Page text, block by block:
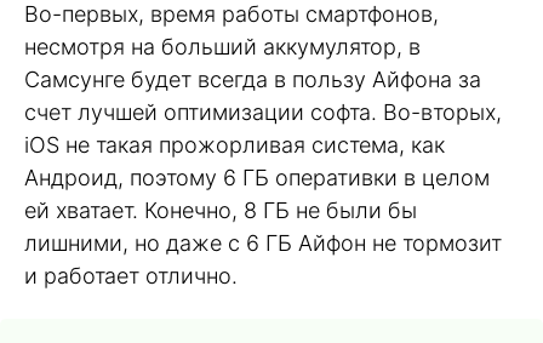
Во-первых, время работы смартфонов,
несмотря на больший аккумулятор, в
Самсунге будет всегда в пользу Айфона за
счет лучшей оптимизации софта. Во-вторых,
iOS не такая прожорливая система, как
Андроид, поэтому 6 ГБ оперативки в целом
ей хватает. Конечно, 8 ГБ не были бы
лишними, но даже с 6 ГБ Айфон не тормозит
и работает отлично.